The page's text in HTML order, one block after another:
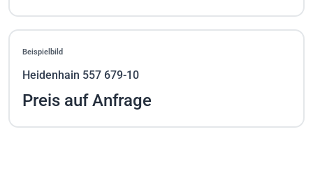
Beispielbild
Heidenhain 557 679-10
Preis auf Anfrage